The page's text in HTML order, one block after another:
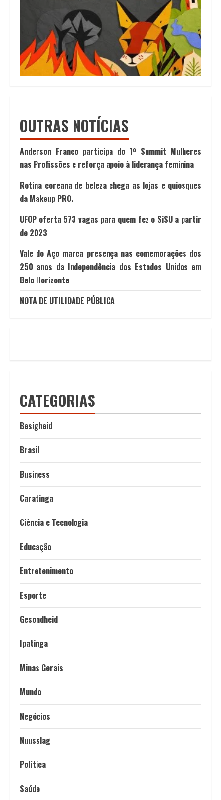
OUTRAS NOTÍCIAS
Anderson Franco participa do 1º Summit Mulheres
nas Profissões e reforça apoio à liderança feminina
Rotina coreana de beleza chega as lojas e quiosques
da Makeup PRO.
UFOP oferta 573 vagas para quem fez o SiSU a partir
de 2023
Vale do Aço marca presença nas comemorações dos
250 anos da Independência dos Estados Unidos em
Belo Horizonte
NOTA DE UTILIDADE PÚBLICA
CATEGORIAS
Besigheid
Brasil
Business
Caratinga
Ciência e Tecnologia
Educação
Entretenimento
Esporte
Gesondheid
Ipatinga
Minas Gerais
Mundo
Negócios
Nuusslag
Política
Saúde